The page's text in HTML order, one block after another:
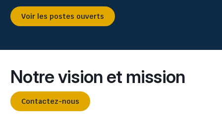
Voir les postes ouverts
Notre vision et mission
Contactez-nous